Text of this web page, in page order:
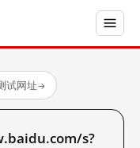
试网址→
s?